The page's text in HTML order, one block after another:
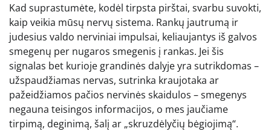
Kad suprastumėte, kodėl tirpsta pirštai, svarbu suvokti,
kaip veikia mūsų nervų sistema. Rankų jautrumą ir
judesius valdo nerviniai impulsai, keliaujantys iš galvos
smegenų per nugaros smegenis į rankas. Jei šis
signalas bet kurioje grandinės dalyje yra sutrikdomas –
užspaudžiamas nervas, sutrinka kraujotaka ar
pažeidžiamos pačios nervinės skaidulos – smegenys
negauna teisingos informacijos, o mes jaučiame
tirpimą, deginimą, šalį ar „skruzdėlyčių bėgiojimą“.